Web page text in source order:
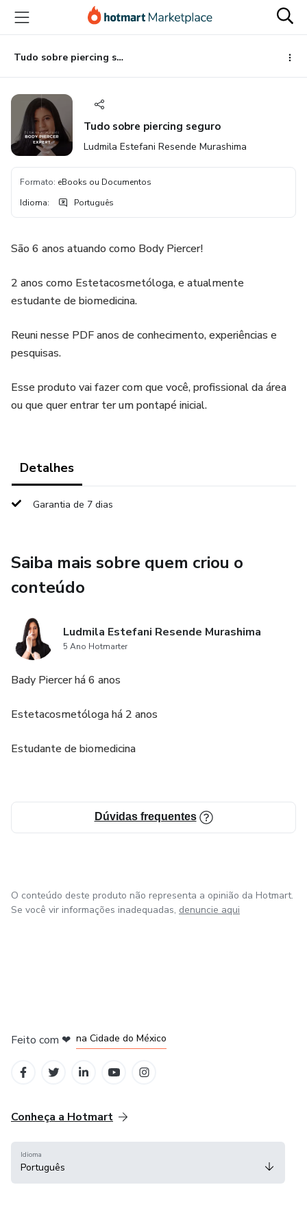
para
conteúdo
principal
para
pagamento
para
rodapé
Tudo sobre piercing seguro
Tudo sobre piercing seguro
Ludmila Estefani Resende Murashima
Formato: eBooks ou Documentos
Idioma: Português
São 6 anos atuando como Body Piercer!
2 anos como Estetacosmetóloga, e atualmente
estudante de biomedicina.
Reuni nesse PDF anos de conhecimento, experiências e
pesquisas.
Esse produto vai fazer com que você, profissional da área
ou que quer entrar ter um pontapé inicial.
Detalhes
Garantia de 7 dias
Saiba mais sobre quem criou o
conteúdo
Ludmila Estefani Resende Murashima
5 Ano Hotmarter
Bady Piercer há 6 anos
Estetacosmetóloga há 2 anos
Estudante de biomedicina
Dúvidas frequentes
O conteúdo deste produto não representa a opinião da Hotmart.
Se você vir informações inadequadas, denuncie aqui
Feito com ❤ na Cidade do México
Conheça a Hotmart
Idioma
Português